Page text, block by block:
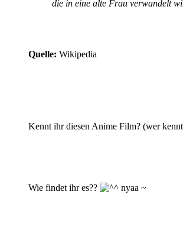
die in eine alte Frau verwandelt
Quelle: Wikipedia
Kennt ihr diesen Anime Film? (wer
Wie findet ihr es?? nyaa ~